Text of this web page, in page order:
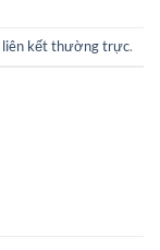
liên kết thường trực.